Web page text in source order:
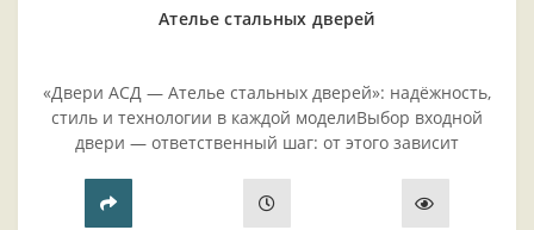
Ателье стальных дверей
«Двери АСД — Ателье стальных дверей»: надёжность,
стиль и технологии в каждой моделиВыбор входной
двери — ответственный шаг: от этого зависит
прихожей..